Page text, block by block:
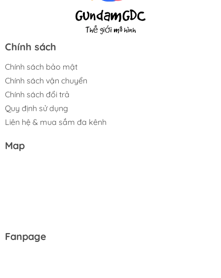
Chính sách
Chính sách bảo mật
Chính sách vận chuyển
Chính sách đổi trả
Quy định sử dụng
Liên hệ & mua sắm đa kênh
Map
Fanpage